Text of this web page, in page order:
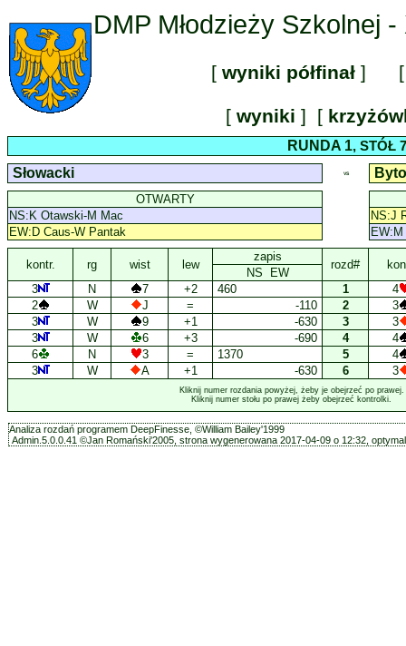
DMP Młodzieży Szkolnej
[wyniki półfinał ] [
[ wyniki ] [
RUNDA 1, STÓŁ 7
Słowacki VS
OTWARTY
NS:K Otawski-M Mac
NS:J
EW:D Caus-W Pantak
kontr. rg wist lew
zapis
rozd#
NS EW
3
N 7 +2 460 1
4
2
W J = -110 2
3
3
W 9 +1 -630 3
3
3
W 6 +3 -690 4
4
6
N 3 = 1370 5
4
3
W A +1 -630 6 3
Kliknij numer rozdania powyżej, żeby je obejrzeć po prawej.
Kliknij numer stołu po prawej żeby obejrzeć kontrolki.
Analiza rozdań programem DeepFinesse, ©William Bailey'1999
Admin.5.0.0.41 ©Jan Romański'2005, strona wygenerowana 2017-04-09 o 12:32,